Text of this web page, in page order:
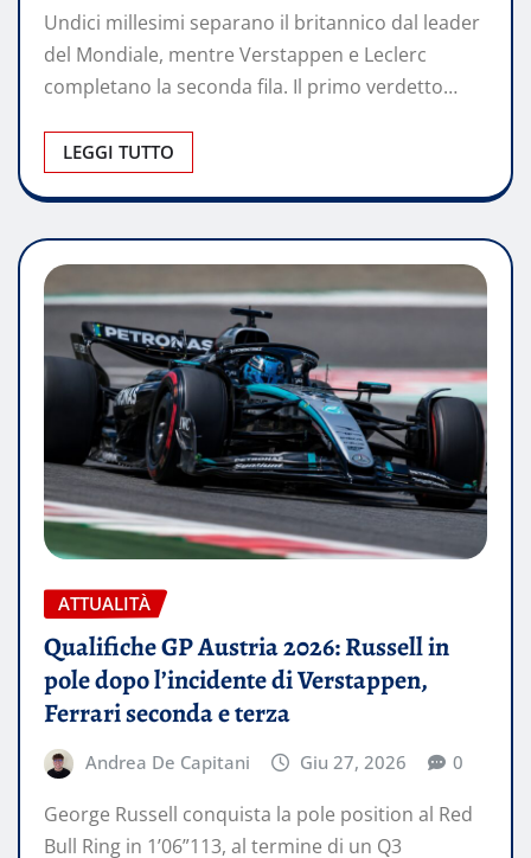
Undici millesimi separano il britannico dal leader
del Mondiale, mentre Verstappen e Leclerc
completano la seconda fila. Il primo verdetto…
LEGGI TUTTO
ATTUALITÀ
Qualifiche GP Austria 2026: Russell in
pole dopo l’incidente di Verstappen,
Ferrari seconda e terza
Andrea De Capitani Giu 27, 2026 0
George Russell conquista la pole position al Red
Bull Ring in 1’06”113, al termine di un Q3